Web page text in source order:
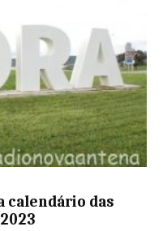
calendário das